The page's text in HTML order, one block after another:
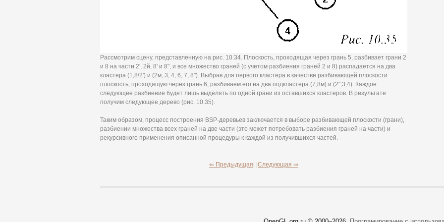
Рассмотрим сцену, представленную на рис. 10.34. Плоскость, проходящая через грань 5, разбивает грани 2
и 8 на части 2', 2й, 8' и 8", и все множество граней (с учетом разбиения граней 2 и 8) распадается на два
кластера (1,8\2') и (2м, 3, 4, 6, 7, 8"). Выбрав для первого кластера в качестве разбивающей плоскости
плоскость, проходящую через грань 6, разбиваем его на два подкластера (7,8м) и (2",3,4). Каждое
следующее разбиение будет лишь выделять по одной грани из оставшихся кластеров. В результате
получим следующее дерево (рис. 10.35).
Таким образом, процесс построения BSP-деревьев заключается в выборе разбивающей плоскости (грани),
разбиении множества всех граней на две части (это может потребовать разбиения граней на части) и
рекурсивного применения описанной процедуры к каждой из получившихся частей.
⇐ Предыдущая| |Следующая ⇒